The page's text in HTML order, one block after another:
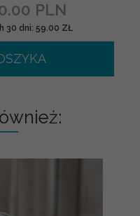
PLN
30 dni: 59.00 ZŁ